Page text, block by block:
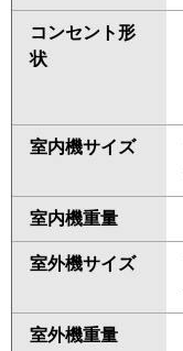
コンセント形
状
室内機サイズ
室内機重量
室外機サイズ
室外機重量